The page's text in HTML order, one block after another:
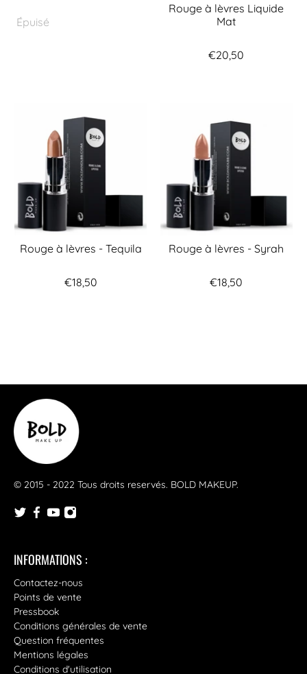
Épuisé
Rouge à lèvres Liquide
Mat
€20,50
Rouge à lèvres - Tequila
€18,50
Rouge à lèvres - Syrah
€18,50
© 2015 - 2022 Tous droits reservés. BOLD MAKEUP.
INFORMATIONS :
Contactez-nous
Points de vente
Pressbook
Conditions générales de vente
Question fréquentes
Mentions légales
Conditions d'utilisation